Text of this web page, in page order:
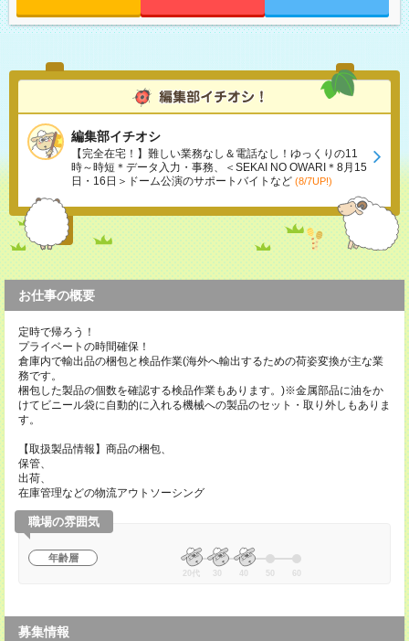
編集部イチオシ
【完全在宅！】難しい業務なし＆電話なし！ゆっくりの11
時～時短＊データ入力・事務、＜SEKAI NO OWARI＊8月15
日・16日＞ドーム公演のサポートバイトなど (8/7UP!)
お仕事の概要
定時で帰ろう！
プライベートの時間確保！
倉庫内で輸出品の梱包と検品作業(海外へ輸出するための荷姿変換が主な業
務です。
梱包した製品の個数を確認する検品作業もあります。)※金属部品に油をか
けてビニール袋に自動的に入れる機械への製品のセット・取り外しもありま
す。
【取扱製品情報】商品の梱包、
保管、
出荷、
在庫管理などの物流アウトソーシング
職場の雰囲気
年齢層
20代 30 40 50 60
募集情報